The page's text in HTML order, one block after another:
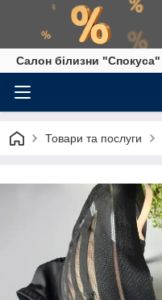
Салон білизни "Спокуса"
Товари та послуги